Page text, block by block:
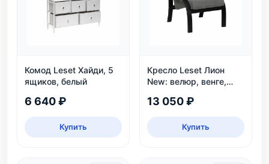
Комод Leset Хайди, 5
ящиков, белый
6 640 ₽
Купить
Кресло Leset Лион
New: велюр, венге,
нагрузка 120 кг
13 050 ₽
Купить